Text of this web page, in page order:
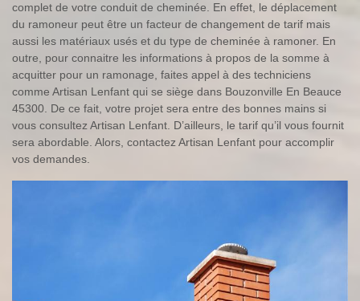
complet de votre conduit de cheminée. En effet, le déplacement
du ramoneur peut être un facteur de changement de tarif mais
aussi les matériaux usés et du type de cheminée à ramoner. En
outre, pour connaitre les informations à propos de la somme à
acquitter pour un ramonage, faites appel à des techniciens
comme Artisan Lenfant qui se siège dans Bouzonville En Beauce
45300. De ce fait, votre projet sera entre des bonnes mains si
vous consultez Artisan Lenfant. D’ailleurs, le tarif qu’il vous fournit
sera abordable. Alors, contactez Artisan Lenfant pour accomplir
vos demandes.